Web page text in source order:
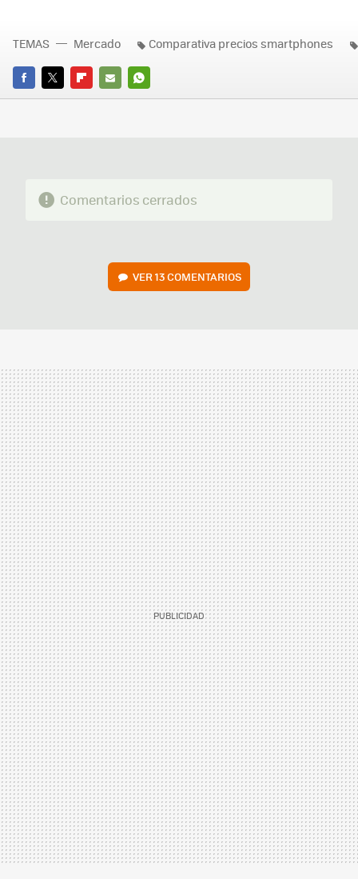
FACEBOOK
TWITTERFLIPBOARD
E-
WHATSAPP
TEMAS Mercado Comparativa precios smartphones
Comentarios cerrados
VER 13 COMENTARIOS